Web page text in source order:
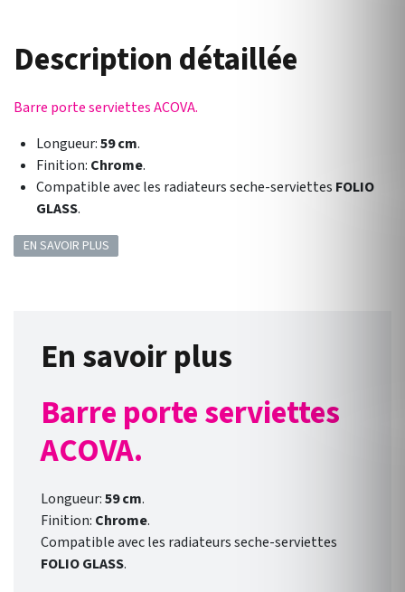
Description détaillée
Barre porte serviettes ACOVA.
Longueur:59 cm.
Finition: Chrome.
Compatible avec les radiateurs seche-serviettes FOLIO
GLASS.
EN SAVOIR PLUS
En savoir plus
Barre porte serviettes
ACOVA.
Longueur:59 cm.
Finition: Chrome.
Compatible avec les radiateurs seche-serviettes
FOLIO GLASS.